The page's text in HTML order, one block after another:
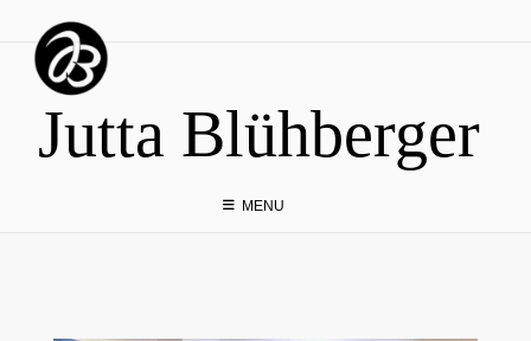
content
Jutta Blühberger
MENU